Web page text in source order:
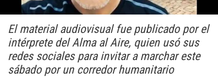
El material audiovisual fue publicado por el
intérprete del Alma al Aire, quien usó sus
redes sociales para invitar a marchar este
sábado por un corredor humanitario